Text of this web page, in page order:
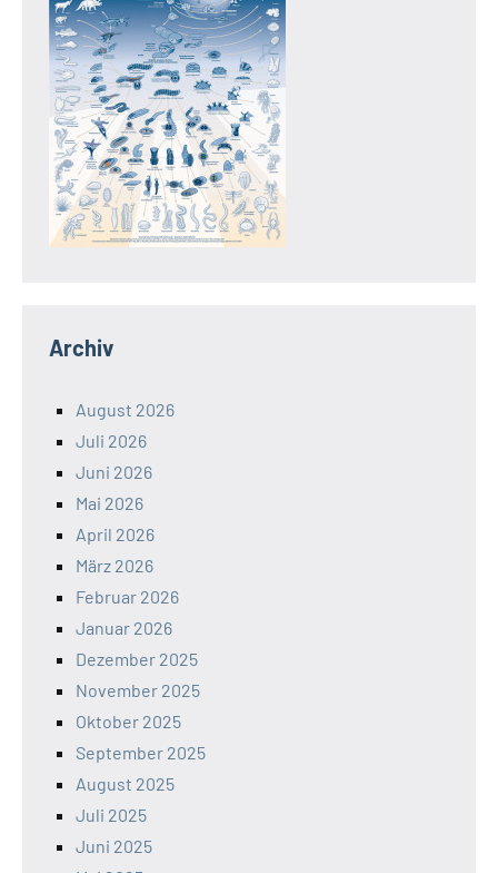
Archiv
August 2026
Juli 2026
Juni 2026
Mai 2026
April 2026
März 2026
Februar 2026
Januar 2026
Dezember 2025
November 2025
Oktober 2025
September 2025
August 2025
Juli 2025
Juni 2025